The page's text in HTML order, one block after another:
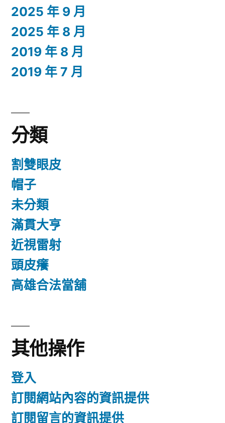
2025 年 9 月
2025 年 8 月
2019 年 8 月
2019 年 7 月
分類
割雙眼皮
帽子
未分類
滿貫大亨
近視雷射
頭皮癢
高雄合法當舖
其他操作
登入
訂閱網站內容的資訊提供
訂閱留言的資訊提供